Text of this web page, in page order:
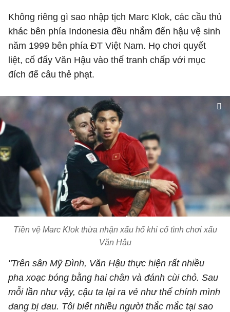
Không riêng gì sao nhập tịch Marc Klok, các cầu thủ
khác bên phía Indonesia đều nhắm đến hậu vệ sinh
năm 1999 bên phía ĐT Việt Nam. Họ chơi quyết
liệt, cố đẩy Văn Hậu vào thế tranh chấp với mục
đích để câu thẻ phạt.
Tiền vệ Marc Klok thừa nhận xấu hổ khi cố tình chơi xấu
Văn Hậu
"Trên sân Mỹ Đình, Văn Hậu thực hiện rất nhiều
pha xoạc bóng bằng hai chân và đánh cùi chỏ. Sau
mỗi lần như vậy, cậu ta lại ra vẻ như thể chính mình
đang bị đau. Tôi biết nhiều người thắc mắc tại sao